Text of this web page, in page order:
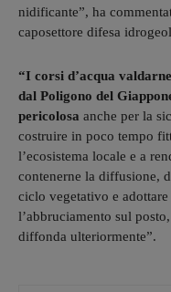
nidificante”, ha
caposettore difesa
“I corsi d’acqua
dal Poligono del
pericolosa anche per la
costruire in poco tempo
l’ecosistema locale e a
contenerne la diffusione,
ciclo vegetativo e
l’abbruciamento sul
diffonda ulteriormente”.